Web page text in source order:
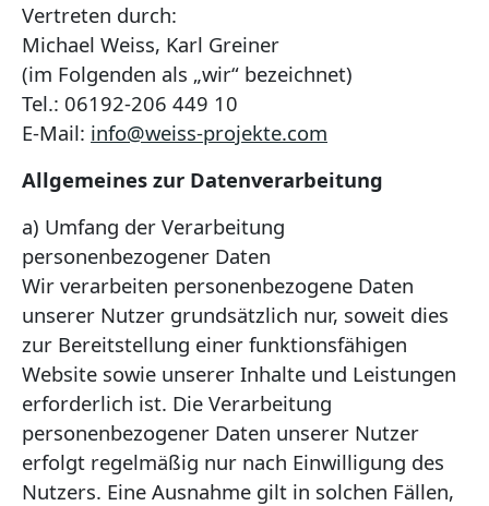
Vertreten durch:
Michael Weiss, Karl Greiner
(im Folgenden als „wir“ bezeichnet)
Tel.: 06192-206 449 10
E-Mail: info@weiss-projekte.com
Allgemeines zur Datenverarbeitung
a) Umfang der Verarbeitung
personenbezogener Daten
Wir verarbeiten personenbezogene Daten
unserer Nutzer grundsätzlich nur, soweit dies
zur Bereitstellung einer funktionsfähigen
Website sowie unserer Inhalte und Leistungen
erforderlich ist. Die Verarbeitung
personenbezogener Daten unserer Nutzer
erfolgt regelmäßig nur nach Einwilligung des
Nutzers. Eine Ausnahme gilt in solchen Fällen,